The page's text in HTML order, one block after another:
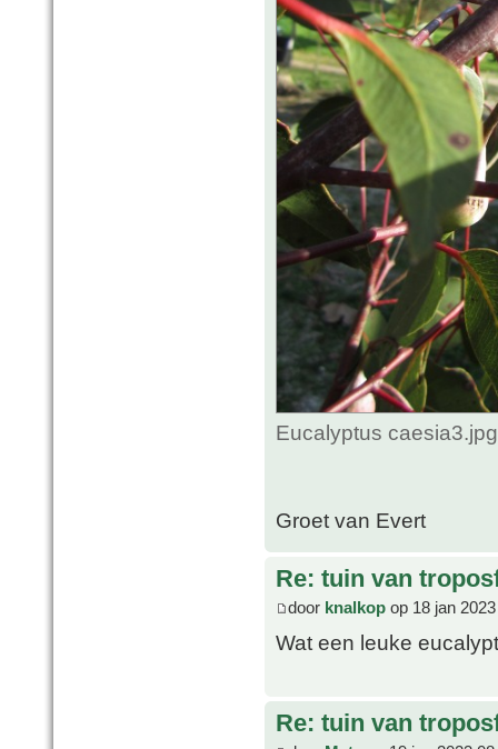
Eucalyptus
Groet van Evert
Re: tuin van
door knalkop op 18 jan
Wat een leuke
Re: tuin van